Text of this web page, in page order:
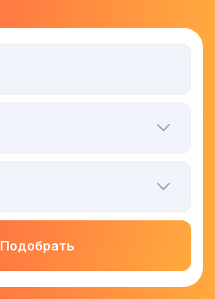
Подобрать